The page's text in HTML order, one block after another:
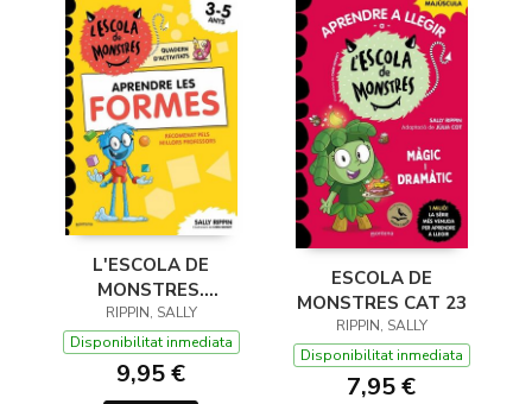
L'ESCOLA DE
MONSTRES.
QUADERN
D'ACTIVITATS -
APRENDRE LES
FORMES
RIPPIN, SALLY
Disponibilitat inmediata
9,95 €
ESCOLA DE
MONSTRES CAT 23
RIPPIN, SALLY
Disponibilitat inmediata
7,95 €